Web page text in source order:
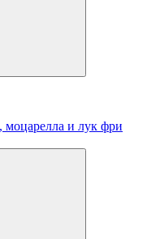
и лук фри